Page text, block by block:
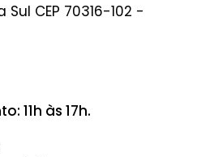
Sul CEP 70316-102 -
11h às 17h.